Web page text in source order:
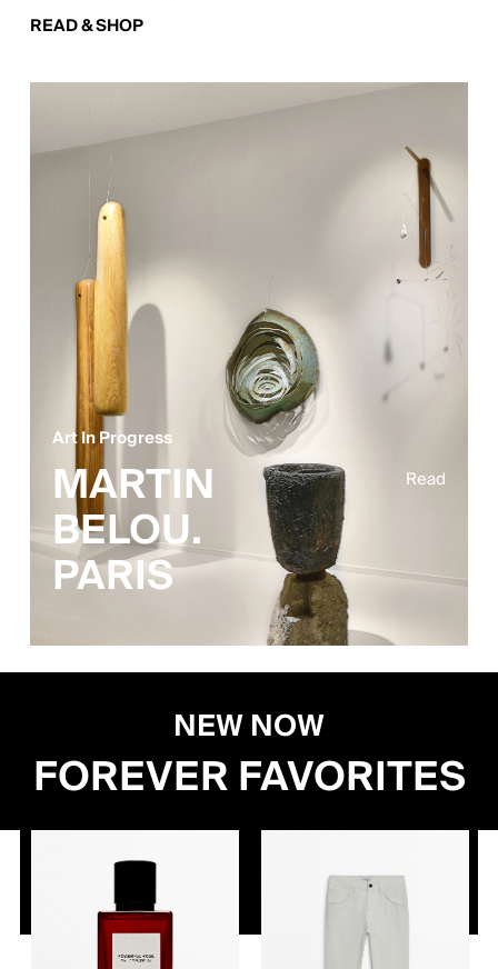
READ & SHOP
Art In Progress
MARTIN
BELOU.
PARIS
Read
NEW NOW
FOREVER FAVORITES